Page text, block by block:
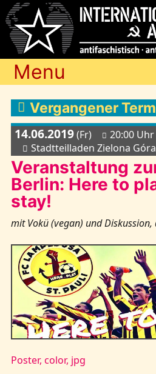
Menu
Blog
Media
Archiv
Links
Vergangener
14.06.2019(Fr)
20:00 Uhr
Stadtteilladen Zielona Góra
Veranstaltung
Berlin: Here to
stay!
mit Vokü (vegan) und Diskussion,
Poster, color, jpg